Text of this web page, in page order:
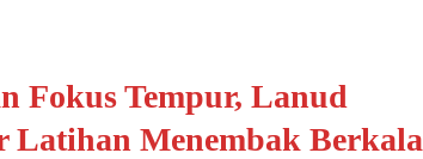
Fokus Tempur, Lanud
Latihan Menembak Berkala